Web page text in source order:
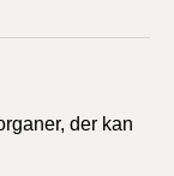
der kan